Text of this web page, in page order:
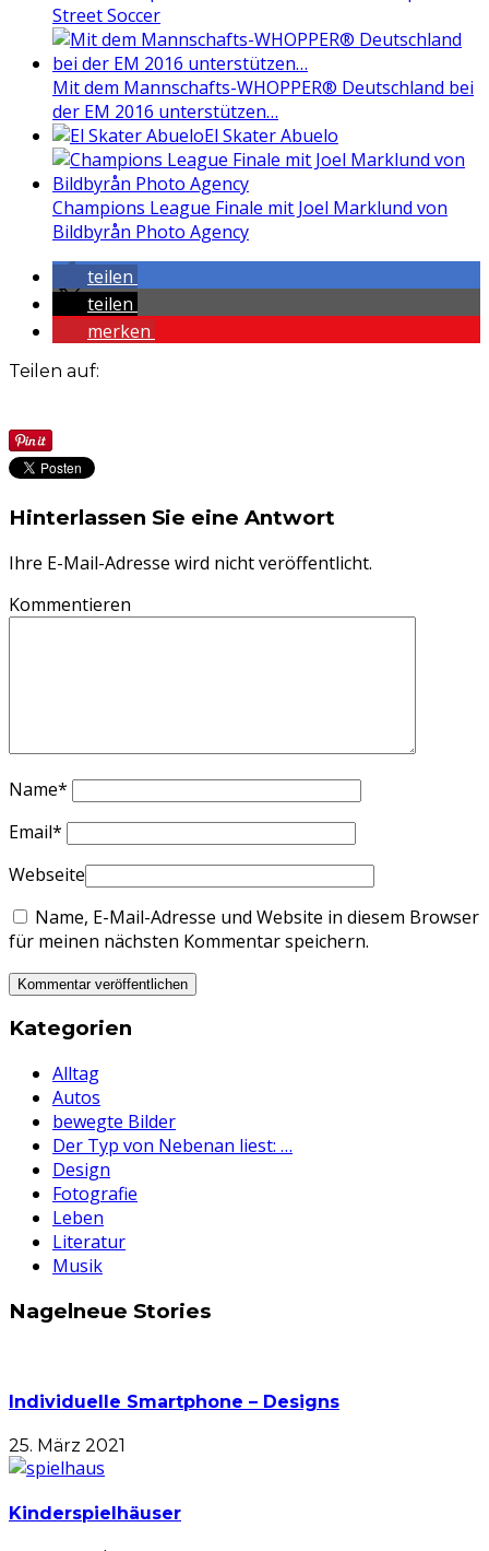
Street Soccer
Mit dem Mannschafts-WHOPPER® Deutschland bei
der EM 2016 unterstützen…
El Skater Abuelo
Champions League Finale mit Joel Marklund von
Bildbyrån Photo Agency
teilen
teilen
merken
Teilen auf:
Hinterlassen Sie eine Antwort
Ihre E-Mail-Adresse wird nicht veröffentlicht.
Kommentieren
Name*
Email*
Webseite
Name, E-Mail-Adresse und Website in diesem Browser
für meinen nächsten Kommentar speichern.
Kategorien
Alltag
Autos
bewegte Bilder
Der Typ von Nebenan liest: …
Design
Fotografie
Leben
Literatur
Musik
Nagelneue Stories
Individuelle Smartphone – Designs
25. März 2021
Kinderspielhäuser